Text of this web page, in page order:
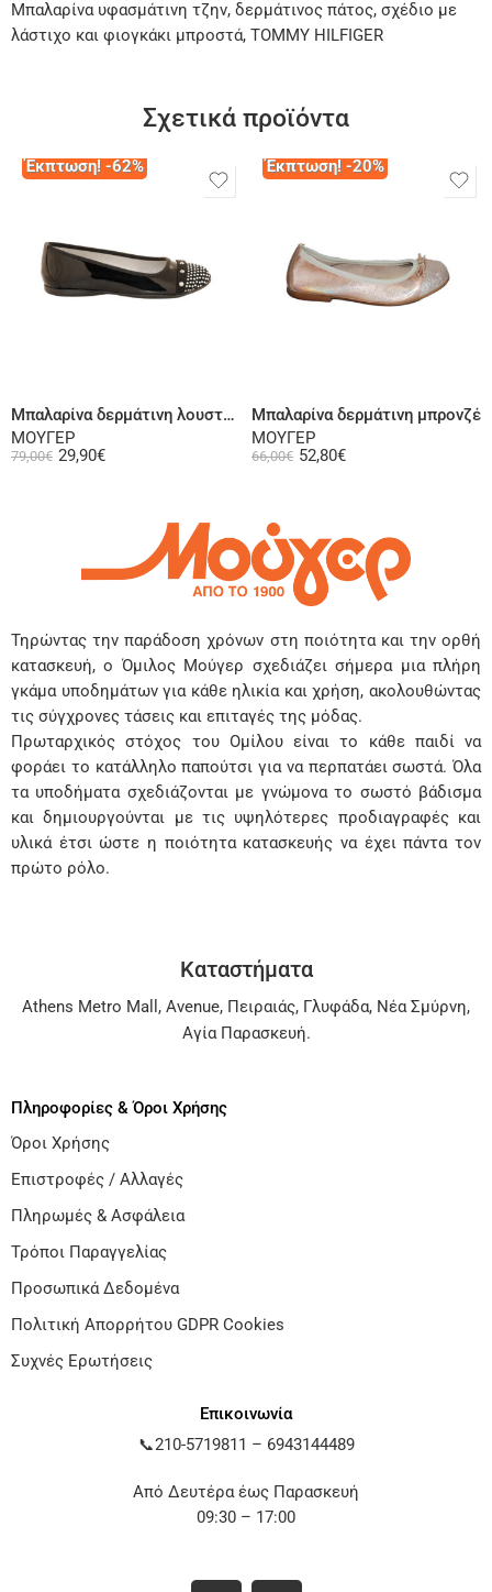
Μπαλαρίνα υφασμάτινη τζην, δερμάτινος πάτος, σχέδιο με
λάστιχο και φιογκάκι μπροστά, TOMMY HILFIGER
Σχετικά προϊόντα
Έκπτωση! -62%
Μπαλαρίνα δερμάτινη λουστρίνι μαύρη
ΜΟΥΓΕΡ
79,00€ 29,90€
Έκπτωση! -20%
Μπαλαρίνα δερμάτινη μπρονζέ
ΜΟΥΓΕΡ
66,00€ 52,80€
Τηρώντας την παράδοση χρόνων στη ποιότητα και την ορθή
κατασκευή, ο Όμιλος Μούγερ σχεδιάζει σήμερα μια πλήρη
γκάμα υποδημάτων για κάθε ηλικία και χρήση, ακολουθώντας
τις σύγχρονες τάσεις και επιταγές της μόδας.
Πρωταρχικός στόχος του Ομίλου είναι το κάθε παιδί να
φοράει το κατάλληλο παπούτσι για να περπατάει σωστά. Όλα
τα υποδήματα σχεδιάζονται με γνώμονα το σωστό βάδισμα
και δημιουργούνται με τις υψηλότερες προδιαγραφές και
υλικά έτσι ώστε η ποιότητα κατασκευής να έχει πάντα τον
πρώτο ρόλο.
Καταστήματα
Athens Metro Mall , Avenue, Πειραιάς, Γλυφάδα, Νέα Σμύρνη,
Αγία Παρασκευή.
Πληροφορίες & Όροι Χρήσης
Όροι Χρήσης
Επιστροφές / Αλλαγές
Πληρωμές & Ασφάλεια
Τρόποι Παραγγελίας
Προσωπικά Δεδομένα
Πολιτική Απορρήτου GDPR Cookies
Συχνές Ερωτήσεις
Επικοινωνία
📞210-5719811 – 6943144489
Από Δευτέρα έως Παρασκευή
09:30 – 17:00